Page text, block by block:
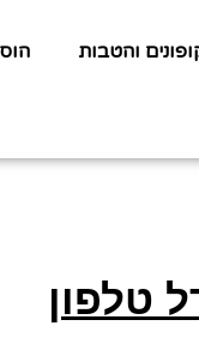
והטבות
טלפון